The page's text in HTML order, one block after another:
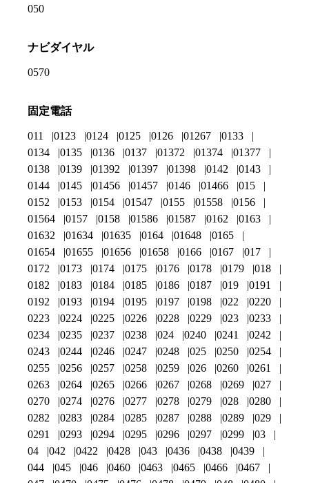
050
ナビダイヤル
0570
固定電話
011 0123 0124 0125 0126 01267
0133
0134
0135 0136 0137 01372 01374
01377
0138
0139 01392 01397 01398 0142
0143
0144
0145 01456 01457 0146 01466
015
0152
0153 0154 01547 0155 01558
0156
01564
0157 0158 01586 01587 0162
0163
01632
01634 01635 0164 01648
0165
01654
01655 01656 01658 0166 0167
017
0172
0173 0174 0175 0176 0178 0179
018
0182
0183 0184 0185 0186 0187 019
0191
0192
0193 0194 0195 0197 0198 022
0220
0223
0224 0225 0226 0228 0229 023
0233
0234
0235 0237 0238 024 0240 0241
0242
0243
0244 0246 0247 0248 025 0250
0254
0255
0256 0257 0258 0259 026 0260
0261
0263
0264 0265 0266 0267 0268 0269
027
0270
0274 0276 0277 0278 0279 028
0280
0282
0283 0284 0285 0287 0288 0289
029
0291
0293 0294 0295 0296 0297 0299
03
04
042 0422 0428 043 0436 0438
0439
044
045 046 0460 0463 0465 0466
0467